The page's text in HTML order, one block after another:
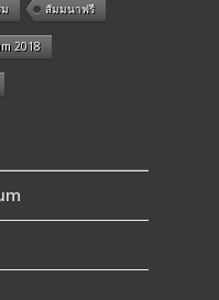
สัมมนาฟรี
2018